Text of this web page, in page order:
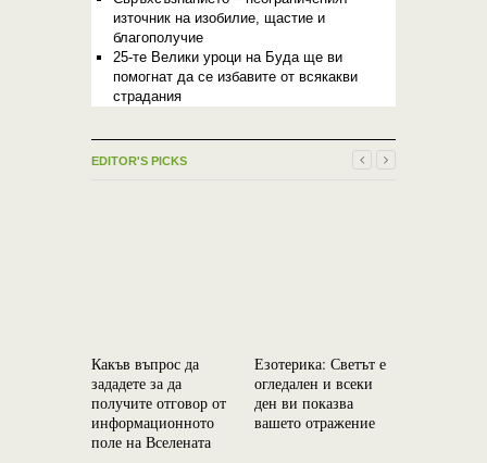
източник на изобилие, щастие и
благополучие
25-те Велики уроци на Буда ще ви
помогнат да се избавите от всякакви
страдания
EDITOR'S PICKS
Какъв въпрос да
зададете за да
получите отговор от
информационното
поле на Вселената
Езотерика: Светът е
огледален и всеки
ден ви показва
вашето отражение